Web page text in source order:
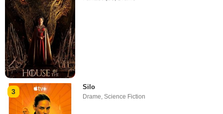
3
Silo
Drame,Science Fiction